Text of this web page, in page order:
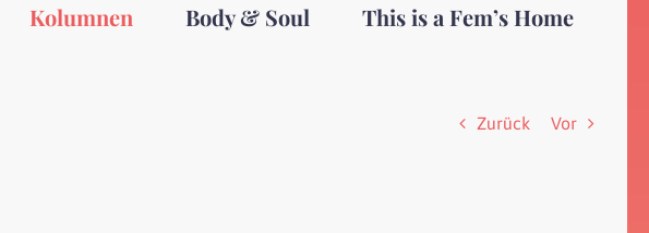
Kolumnen Body & Soul This is a Fem’s Home
Zurück Vor